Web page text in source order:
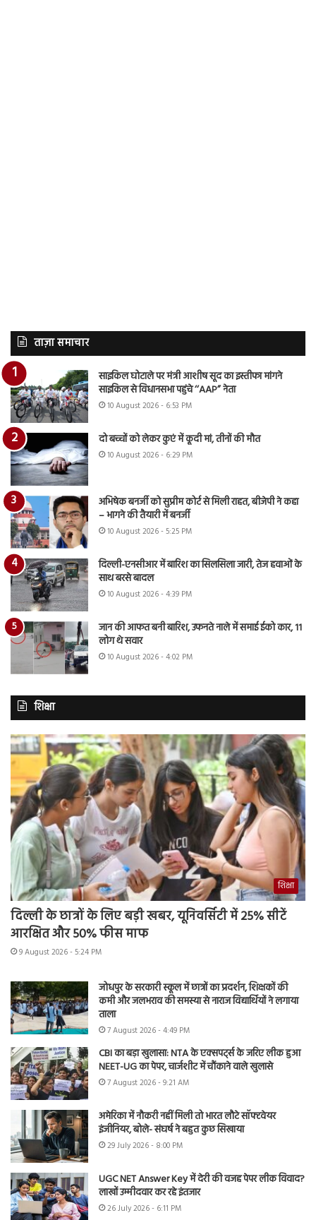
ताज़ा समाचार
साइकिल घोटाले पर मंत्री आशीष सूद का इस्तीफा मांगने
साइकिल से विधानसभा पहुंचे ‘‘AAP” नेता
10 August 2026 - 6:53 PM
दो बच्चों को लेकर कुएं में कूदी मां, तीनों की मौत
10 August 2026 - 6:29 PM
अभिषेक बनर्जी को सुप्रीम कोर्ट से मिली राहत, बीजेपी ने कहा
– भागने की तैयारी में बनर्जी
10 August 2026 - 5:25 PM
दिल्ली-एनसीआर में बारिश का सिलसिला जारी, तेज हवाओं के
साथ बरसे बादल
10 August 2026 - 4:39 PM
जान की आफत बनी बारिश, उफनते नाले में समाई ईको कार, 11
लोग थे सवार
10 August 2026 - 4:02 PM
शिक्षा
शिक्षा
दिल्ली के छात्रों के लिए बड़ी खबर, यूनिवर्सिटी में 25% सीटें
आरक्षित और 50% फीस माफ
9 August 2026 - 5:24 PM
जोधपुर के सरकारी स्कूल में छात्रों का प्रदर्शन, शिक्षकों की
कमी और जलभराव की समस्या से नाराज विद्यार्थियों ने लगाया
ताला
7 August 2026 - 4:49 PM
CBI का बड़ा खुलासा: NTA के एक्सपर्ट्स के जरिए लीक हुआ
NEET-UG का पेपर, चार्जशीट में चौंकाने वाले खुलासे
7 August 2026 - 9:21 AM
अमेरिका में नौकरी नहीं मिली तो भारत लौटे सॉफ्टवेयर
इंजीनियर, बोले- संघर्ष ने बहुत कुछ सिखाया
29 July 2026 - 8:00 PM
UGC NET Answer Key में देरी की वजह पेपर लीक विवाद?
लाखों उम्मीदवार कर रहे इंतजार
26 July 2026 - 6:11 PM